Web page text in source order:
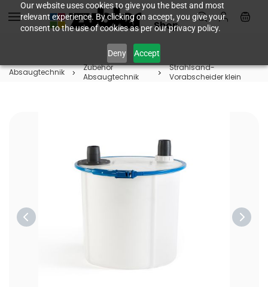
Our website uses cookies to give you the best and most
relevant experience. By clicking on accept, you give your
consent to the use of cookies as per our privacy policy.
Deny Accept
Skip to
main
content
Shop
Absaugtechnik
Zubehör
Absaugtechnik
Strahlsand-
Vorabscheider klein